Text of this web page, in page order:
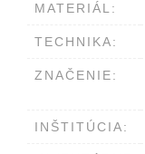
MATERIÁL:
TECHNIKA:
ZNAČENIE:
INŠTITÚCIA: